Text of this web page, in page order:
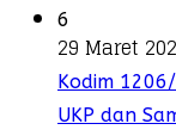
6
29 Maret
Kodim
UKP dan